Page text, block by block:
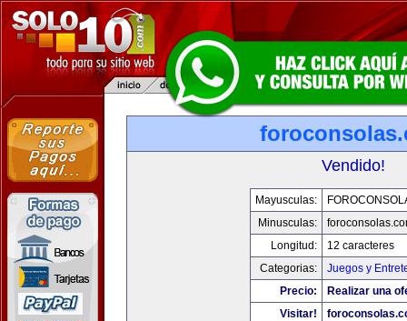
Vendido!
Mayusculas:
Minusculas:
Longitud:
12 caracteres
Categorias:
Juegos y
Precio:
Realizar una
Visitar!